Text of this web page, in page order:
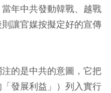
年中共發動韓戰、越戰
讓官媒按擬定好的宣傳
的是中共的意圖，它把
發展利益」）列入實行